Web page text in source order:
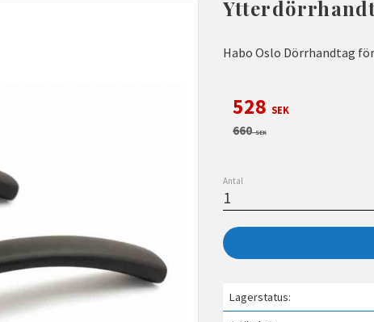
Habo Oslo Dörrhandtag
Nedsatt pris:
528 SEK
Ordinarie pris:
660SEK
Antal
Lagerstatus